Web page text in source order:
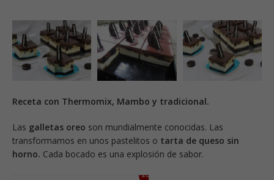
Receta con Thermomix, Mambo y tradicional.
Las galletas oreo son mundialmente conocidas. Las
transformamos en unos pastelitos o tarta de queso sin
horno. Cada bocado es una explosión de sabor.
13%